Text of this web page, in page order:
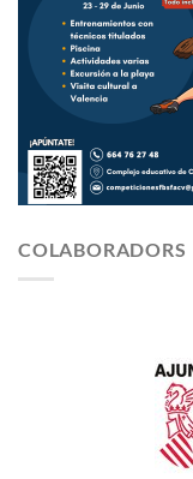
COLABORADORS